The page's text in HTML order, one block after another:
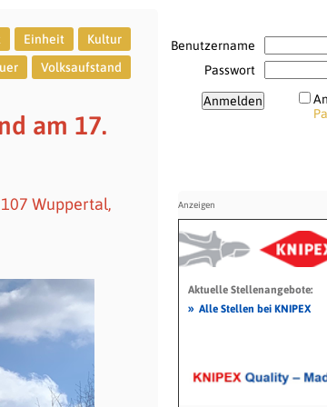
Einheit
Kultur
Volksaufstand
am 17.
Wuppertal,
Benutzername
Passwort
Aktuelle Stellenangebote:
» Alle Stellen bei KNIPEX